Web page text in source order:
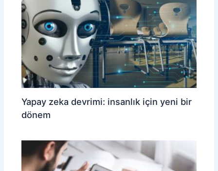
Yapay zeka devrimi: insanlık için yeni bir
dönem